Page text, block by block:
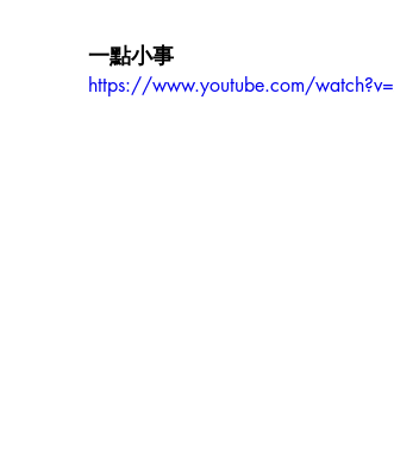
一點小事
https://www.youtube.com/